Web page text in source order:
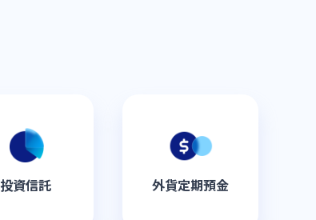
投資信託 外貨定期預金